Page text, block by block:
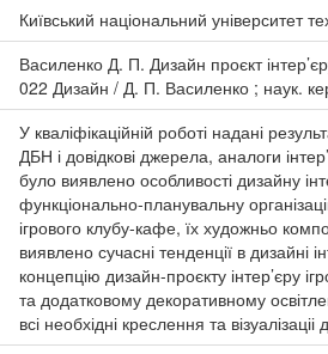
Київський національний університет
Василенко Д. П. Дизайн проєкт
022 Дизайн / Д. П. Василенко ; наук.
У кваліфікаційній роботі надані
ДБН і довідкові джерела, аналоги
було виявлено особливості дизайну
функціонально-планувальну
ігрового клубу-кафе, їх художньо
виявлено сучасні тенденції в
концепцію дизайн-проєкту інтер’єру
та додатковому декоративному
всі необхідні креслення та